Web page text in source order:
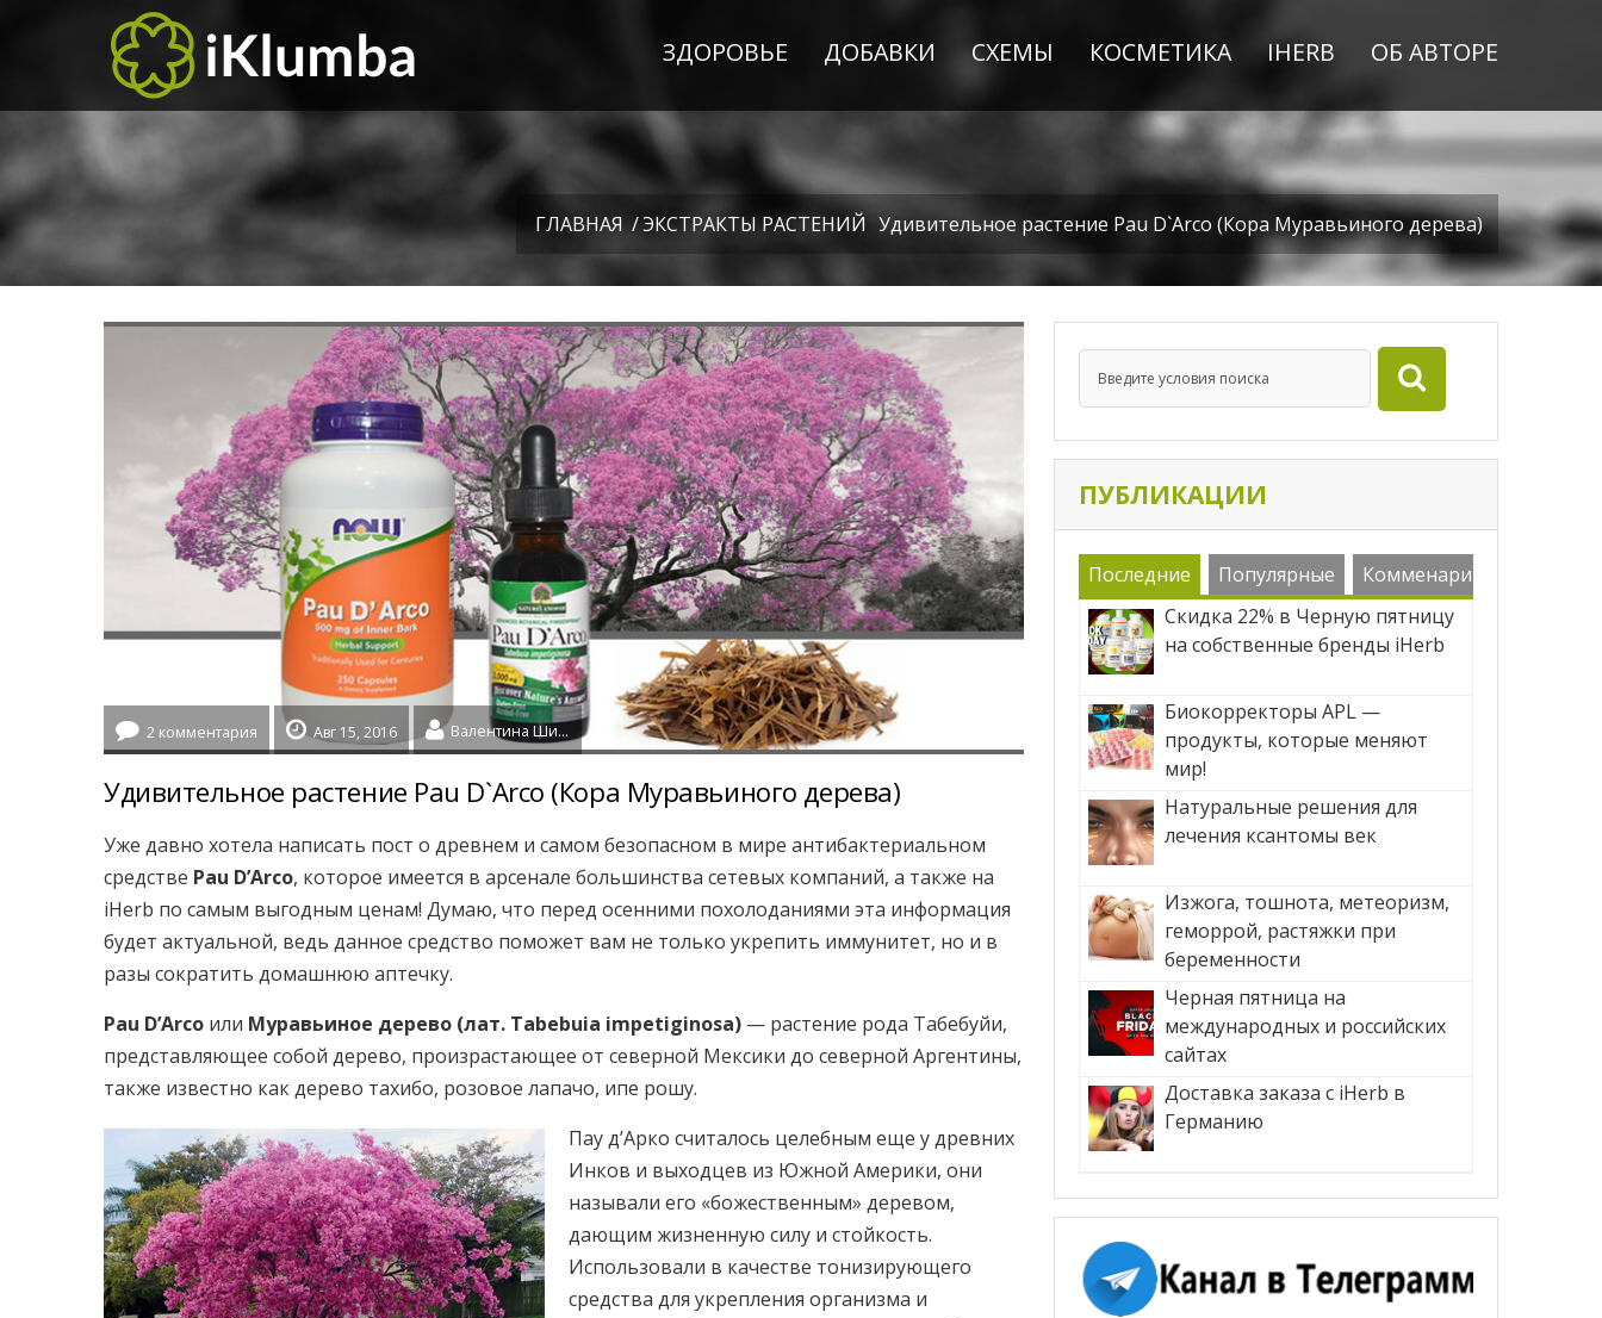
ЗДОРОВЬЕ ДОБАВКИ СХЕМЫ КОСМЕТИКА IHERB ОБ АВТОРЕ
ГЛАВНАЯ /ЭКСТРАКТЫ РАСТЕНИЙ Удивительное растение Pau D`Arco (Кора Муравьиного дерева)
2 комментария Авг 15, 2016 Валентина Шидловская
Удивительное растение Pau D`Arco (Кора Муравьиного дерева)
Уже давно хотела написать пост о древнем и самом безопасном в мире антибактериальном
средстве Pau D’Arco, которое имеется в арсенале большинства сетевых компаний, а также на
iHerb по самым выгодным ценам! Думаю, что перед осенними похолоданиями эта информация
будет актуальной, ведь данное средство поможет вам не только укрепить иммунитет, но и в
разы сократить домашнюю аптечку.
Pau D’Arco или Муравьиное дерево (лат. Tabebuia impetiginosa) — растение рода Табебуйи,
представляющее собой дерево, произрастающее от северной Мексики до северной Аргентины,
также известно как дерево тахибо, розовое лапачо, ипе рошу.
Пау д’Арко считалось целебным еще у древних
Инков и выходцев из Южной Америки, они
называли его «божественным» деревом,
дающим жизненную силу и стойкость.
Использовали в качестве тонизирующего
средства для укрепления организма и
ПУБЛИКАЦИИ
Последние Популярные
Комменарии
Скидка 22% в Черную пятницу
на собственные бренды iHerb
Биокорректоры APL —
продукты, которые меняют
мир!
Натуральные решения для
лечения ксантомы век
Изжога, тошнота, метеоризм,
геморрой, растяжки при
беременности
Черная пятница на
международных и российских
сайтах
Доставка заказа с iHerb в
Германию